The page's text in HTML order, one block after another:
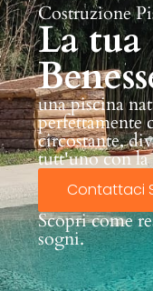
Costruzione
La tua
una piscina
perfettamente
circostante,
tutt'uno con la
Contattaci
Scopri come
sogni.